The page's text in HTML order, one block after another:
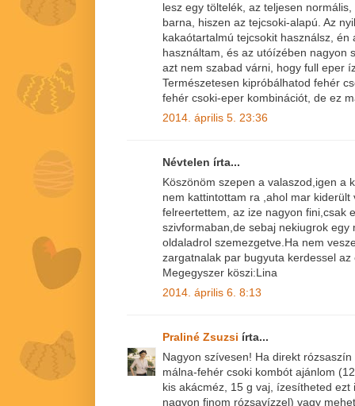
lesz egy töltelék, az teljesen
barna, hiszen az tejcsoki-alapú. Az
kakaótartalmú tejcsokit használsz,
használtam, és az utóízében nagyon
azt nem szabad várni, hogy full eper
Természetesen kipróbálhatod fehér
fehér csoki-eper kombinációt, de ez
2014. április 5. 23:36
Névtelen írta...
Köszönöm szepen a valaszod,igen a
nem kattintottam ra ,ahol mar kiderült
felreertettem, az ize nagyon fini,csak
szivformaban,de sebaj nekiugrok egy
oldaladrol szemezgetve.Ha nem
zargatnalak par bugyuta kerdessel
Megegyszer köszi:Lina
2014. április 6. 8:13
Praliné Zsuzsi írta...
Nagyon szívesen! Ha direkt
málna-fehér csoki kombót ajánlom
kis akácméz, 15 g vaj, ízesítheted ezt
nagyon finom rózsavízzel) vagy